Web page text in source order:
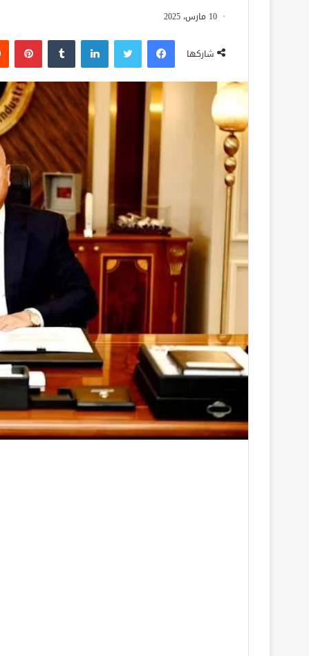
10 مارس، 2025
شاركها
فيسبوك لينكدإن بينتيريست